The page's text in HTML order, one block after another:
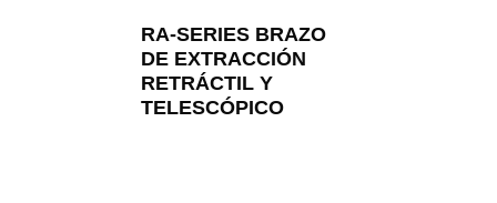
RA-SERIES BRAZO
DE EXTRACCIÓN
RETRÁCTIL Y
TELESCÓPICO